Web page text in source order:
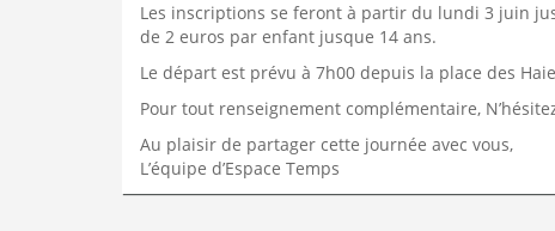
Les inscriptions se feront à partir du lundi 3 juin
de 2 euros par enfant jusque 14 ans.
Le départ est prévu à 7h00 depuis la place des
Pour tout renseignement complémentaire,
Au plaisir de partager cette journée avec vous,
L’équipe d’Espace Temps